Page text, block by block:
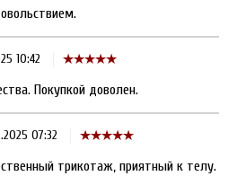
10:42
Покупкой доволен.
07:32
трикотаж, приятный к телу.